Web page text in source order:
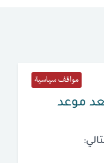
مواقف سياسية
موعد